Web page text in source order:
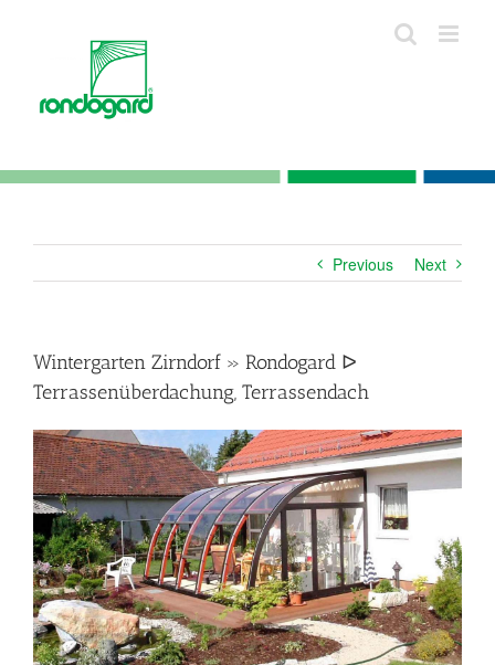
Previous Next
Wintergarten Zirndorf » Rondogard ᐅ
Terrassenüberdachung, Terrassendach